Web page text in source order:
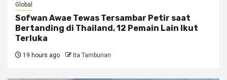
Global
Sofwan Awae Tewas Tersambar Petir saat
Bertanding di Thailand, 12 Pemain Lain Ikut
Terluka
19 hours ago Ita Tambunan